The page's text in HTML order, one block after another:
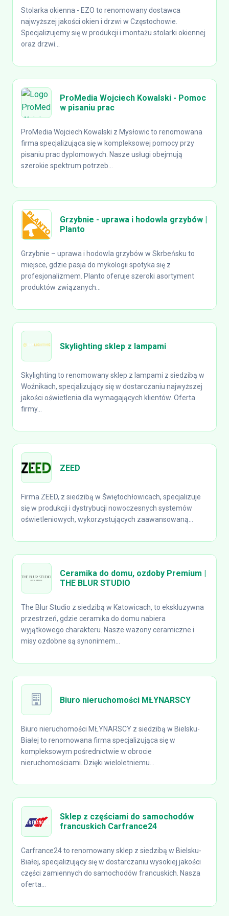
Stolarka okienna - EZO to renomowany dostawca
najwyższej jakości okien i drzwi w Częstochowie.
Specjalizujemy się w produkcji i montażu stolarki okiennej
oraz drzwi...
ProMedia Wojciech Kowalski - Pomoc
w pisaniu prac
ProMedia Wojciech Kowalski z Mysłowic to renomowana
firma specjalizująca się w kompleksowej pomocy przy
pisaniu prac dyplomowych. Nasze usługi obejmują
szerokie spektrum potrzeb...
Grzybnie - uprawa i hodowla grzybów |
Planto
Grzybnie – uprawa i hodowla grzybów w Skrbeńsku to
miejsce, gdzie pasja do mykologii spotyka się z
profesjonalizmem. Planto oferuje szeroki asortyment
produktów związanych...
Skylighting sklep z lampami
Skylighting to renomowany sklep z lampami z siedzibą w
Woźnikach, specjalizujący się w dostarczaniu najwyższej
jakości oświetlenia dla wymagających klientów. Oferta
firmy...
ZEED
Firma ZEED, z siedzibą w Świętochłowicach, specjalizuje
się w produkcji i dystrybucji nowoczesnych systemów
oświetleniowych, wykorzystujących zaawansowaną...
Ceramika do domu, ozdoby Premium |
THE BLUR STUDIO
The Blur Studio z siedzibą w Katowicach, to ekskluzywna
przestrzeń, gdzie ceramika do domu nabiera
wyjątkowego charakteru. Nasze wazony ceramiczne i
misy ozdobne są synonimem...
Biuro nieruchomości MŁYNARSCY
Biuro nieruchomości MŁYNARSCY z siedzibą w Bielsku-
Białej to renomowana firma specjalizująca się w
kompleksowym pośrednictwie w obrocie
nieruchomościami. Dzięki wieloletniemu...
Sklep z częściami do samochodów
francuskich Carfrance24
Carfrance24 to renomowany sklep z siedzibą w Bielsku-
Białej, specjalizujący się w dostarczaniu wysokiej jakości
części zamiennych do samochodów francuskich. Nasza
oferta...